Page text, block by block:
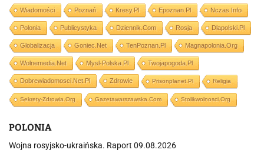
Wiadomości Poznań Kresy.pl Epoznan.pl Nczas.info
Polonia Publicystyka Dziennik.com Rosja Dlapolski.pl
Globalizacja Goniec.net TenPoznan.pl Magnapolonia.org
Wolnemedia.net Mysl-Polska.pl Twojapogoda.pl
Dobrewiadomosci.net.pl Zdrowie Prisonplanet.pl Religia
Sekrety-Zdrowia.org Gazetawarszawska.com Stolikwolnosci.org
POLONIA
Wojna rosyjsko-ukraińska. Raport 09.08.2026